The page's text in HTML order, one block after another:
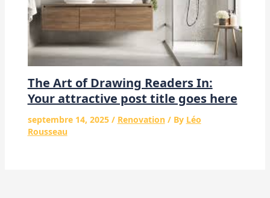
The Art of Drawing Readers In:
Your attractive post title goes here
septembre 14, 2025 / Renovation/ By Léo
Rousseau